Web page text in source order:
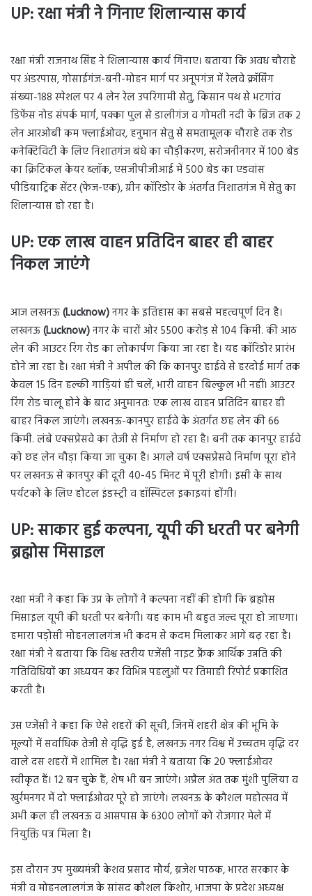
UP: रक्षा मंत्री ने गिनाए शिलान्यास कार्य
रक्षा मंत्री राजनाथ सिंह ने शिलान्यास कार्य गिनाए। बताया कि अवध चौराहे
पर अंडरपास, गोसाईगंज-बनी-मोहन मार्ग पर अनूपगंज में रेलवे क्रॉसिंग
संख्या-188 स्पेशल पर 4 लेन रेल उपरिगामी सेतु, किसान पथ से भटगांव
डिफेंस नोड संपर्क मार्ग, पक्का पुल से डालीगंज व गोमती नदी के ब्रिज तक 2
लेन आरओबी कम फ्लाईओवर, हनुमान सेतु से समतामूलक चौराहे तक रोड
कनेक्टिविटी के लिए निशातगंज बंधे का चौड़ीकरण, सरोजनीनगर में 100 बेड
का क्रिटिकल केयर ब्लॉक, एसजीपीजीआई में 500 बेड का एडवांस
पीडियाट्रिक सेंटर (फेज-एक), ग्रीन कॉरिडोर के अंतर्गत निशातगंज में सेतु का
शिलान्यास हो रहा है।
UP: एक लाख वाहन प्रतिदिन बाहर ही बाहर
निकल जाएंगे
आज लखनऊ(Lucknow)नगर के इतिहास का सबसे महत्वपूर्ण दिन है।
लखनऊ(Lucknow)नगर के चारों ओर 5500 करोड़ से 104 किमी. की आठ
लेन की आउटर रिंग रोड का लोकार्पण किया जा रहा है। यह कॉरिडोर प्रारंभ
होने जा रहा है। रक्षा मंत्री ने अपील की कि कानपुर हाईवे से हरदोई मार्ग तक
केवल 15 दिन हल्की गाड़ियां ही चलें, भारी वाहन बिल्कुल भी नहीं। आउटर
रिंग रोड चालू होने के बाद अनुमानतः एक लाख वाहन प्रतिदिन बाहर ही
बाहर निकल जाएंगे। लखनऊ-कानपुर हाईवे के अंतर्गत छह लेन की 66
किमी. लंबे एक्सप्रेसवे का तेजी से निर्माण हो रहा है। बनी तक कानपुर हाईवे
को छह लेन चौड़ा किया जा चुका है। अगले वर्ष एक्सप्रेसवे निर्माण पूरा होने
पर लखनऊ से कानपुर की दूरी 40-45 मिनट में पूरी होगी। इसी के साथ
पर्यटकों के लिए होटल इंडस्ट्री व हॉस्पिटल इकाइयां होंगी।
UP: साकार हुई कल्पना, यूपी की धरती पर बनेगी
ब्रह्मोस मिसाइल
रक्षा मंत्री ने कहा कि उप्र के लोगों ने कल्पना नहीं की होगी कि ब्रह्मोस
मिसाइल यूपी की धरती पर बनेगी। यह काम भी बहुत जल्द पूरा हो जाएगा।
हमारा पड़ोसी मोहनलालगंज भी कदम से कदम मिलाकर आगे बढ़ रहा है।
रक्षा मंत्री ने बताया कि विश्व स्तरीय एजेंसी नाइट फ्रैंक आर्थिक उन्नति की
गतिविधियों का अध्ययन कर विभिन्न पहलुओं पर तिमाही रिपोर्ट प्रकाशित
करती है।
उस एजेंसी ने कहा कि ऐसे शहरों की सूची, जिनमें शहरी क्षेत्र की भूमि के
मूल्यों में सर्वाधिक तेजी से वृद्धि हुई है, लखनऊ नगर विश्व में उच्चतम वृद्धि दर
वाले दस शहरों में शामिल है। रक्षा मंत्री ने बताया कि 20 फ्लाईओवर
स्वीकृत हैं। 12 बन चुके हैं, शेष भी बन जाएंगे। अप्रैल अंत तक मुंशी पुलिया व
खुर्रमनगर में दो फ्लाईओवर पूरे हो जाएंगे। लखनऊ के कौशल महोत्सव में
अभी कल ही लखनऊ व आसपास के 6300 लोगों को रोजगार मेले में
नियुक्ति पत्र मिला है।
इस दौरान उप मुख्यमंत्री केशव प्रसाद मौर्य, ब्रजेश पाठक, भारत सरकार के
मंत्री व मोहनलालगंज के सांसद कौशल किशोर, भाजपा के प्रदेश अध्यक्ष